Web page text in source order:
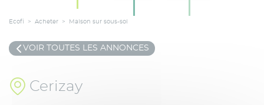
Ecofi > Acheter > Maison sur sous-sol
VOIR TOUTES LES ANNONCES
Cerizay